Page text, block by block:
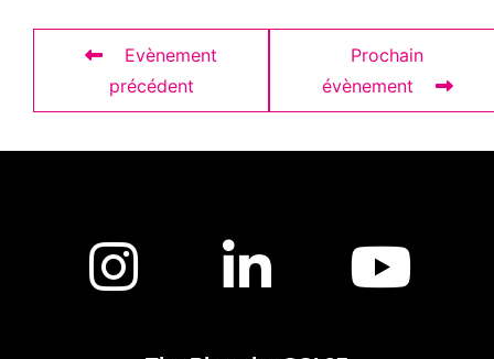
Evènement
précédent
Prochain
évènement